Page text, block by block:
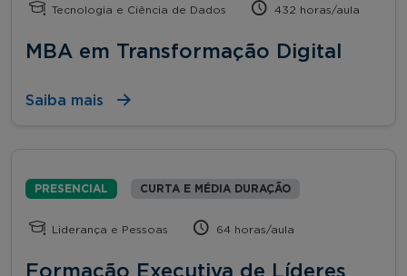
Tecnologia e Ciência de Dados 432 horas/aula
MBA em Transformação Digital
Saiba mais
PRESENCIAL CURTA E MÉDIA DURAÇÃO
Liderança e Pessoas 64 horas/aula
Formação Executiva de Líderes